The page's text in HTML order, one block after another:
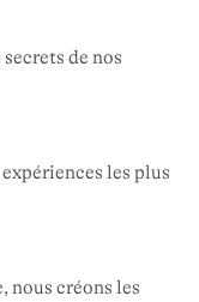
de nos
les plus
nous créons les